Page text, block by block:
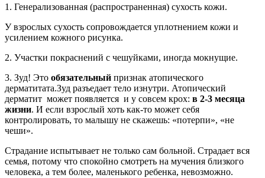
1. Генерализованная (распространенная) сухость кожи.
У взрослых сухость сопровождается уплотнением кожи и
усилением кожного рисунка.
2. Участки покраснений с чешуйками, иногда мокнущие.
3. Зуд! Это обязательный признак атопического
дерматитата.Зуд разъедает тело изнутри. Атопический
дерматит может появляется и у совсем крох: в 2-3 месяца
жизни. И если взрослый хоть как-то может себя
контролировать, то малышу не скажешь: «потерпи», «не
чеши».
Страдание испытывает не только сам больной. Страдает вся
семья, потому что спокойно смотреть на мучения близкого
человека, а тем более, маленького ребенка, невозможно.